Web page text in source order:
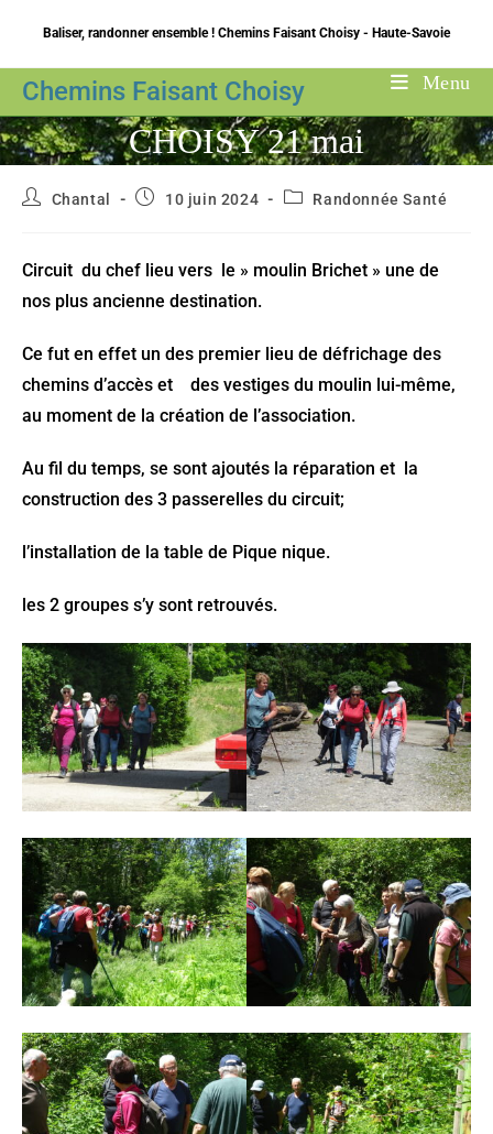
content
Baliser, randonner ensemble ! Chemins Faisant Choisy - Haute-Savoie
Chemins Faisant Choisy Menu
CHOISY 21 mai
Auteur/autrice
Chantal
Publication
10 juin 2024
PostRandonnée Santé
Circuit du chef lieu vers le » moulin Brichet » une de
nos plus ancienne destination.
Ce fut en effet un des premier lieu de défrichage des
chemins d’accès et des vestiges du moulin lui-même,
au moment de la création de l’association.
Au fil du temps, se sont ajoutés la réparation et la
construction des 3 passerelles du circuit;
l’installation de la table de Pique nique.
les 2 groupes s’y sont retrouvés.